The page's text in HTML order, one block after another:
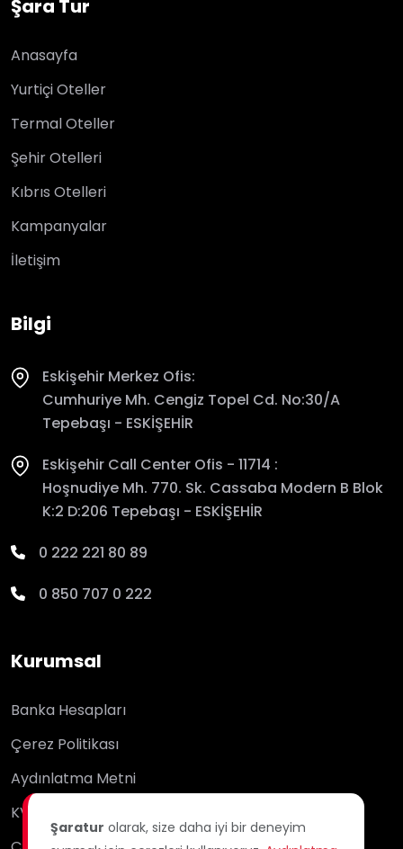
Şara Tur
Anasayfa
Yurtiçi Oteller
Termal Oteller
Şehir Otelleri
Kıbrıs Otelleri
Kampanyalar
İletişim
Bilgi
Eskişehir Merkez Ofis:
Cumhuriye Mh. Cengiz Topel Cd. No:30/A
Tepebaşı - ESKİŞEHİR
Eskişehir Call Center Ofis - 11714 :
Hoşnudiye Mh. 770. Sk. Cassaba Modern B Blok
K:2 D:206 Tepebaşı - ESKİŞEHİR
0 222 221 80 89
0 850 707 0 222
Kurumsal
Banka Hesapları
Çerez Politikası
Aydınlatma Metni
KVKK
Şaratur olarak, size daha iyi bir deneyim